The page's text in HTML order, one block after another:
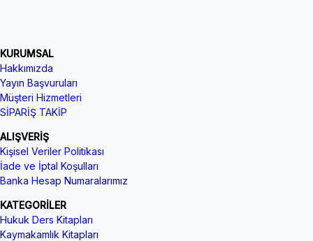
KURUMSAL
Hakkımızda
Yayın Başvuruları
Müşteri Hizmetleri
SİPARİŞ TAKİP
ALIŞVERİŞ
Kişisel Veriler Politikası
İade ve İptal Koşulları
Banka Hesap Numaralarımız
KATEGORİLER
Hukuk Ders Kitapları
Kaymakamlık Kitapları